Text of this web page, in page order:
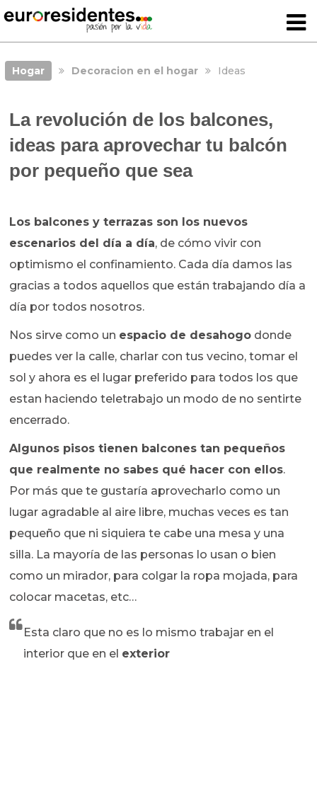
Hogar Decoracion en el hogar Ideas
La revolución de los balcones,
ideas para aprovechar tu balcón
por pequeño que sea
Los balcones y terrazas son los nuevos
escenarios del día a día, de cómo vivir con
optimismo el confinamiento. Cada día damos las
gracias a todos aquellos que están trabajando día a
día por todos nosotros.
Nos sirve como un espacio de desahogo donde
puedes ver la calle, charlar con tus vecino, tomar el
sol y ahora es el lugar preferido para todos los que
estan haciendo teletrabajo un modo de no sentirte
encerrado.
Algunos pisos tienen balcones tan pequeños
que realmente no sabes qué hacer con ellos.
Por más que te gustaría aprovecharlo como un
lugar agradable al aire libre, muchas veces es tan
pequeño que ni siquiera te cabe una mesa y una
silla. La mayoría de las personas lo usan o bien
como un mirador, para colgar la ropa mojada, para
colocar macetas, etc…
Esta claro que no es lo mismo trabajar en el
interior que en el exterior